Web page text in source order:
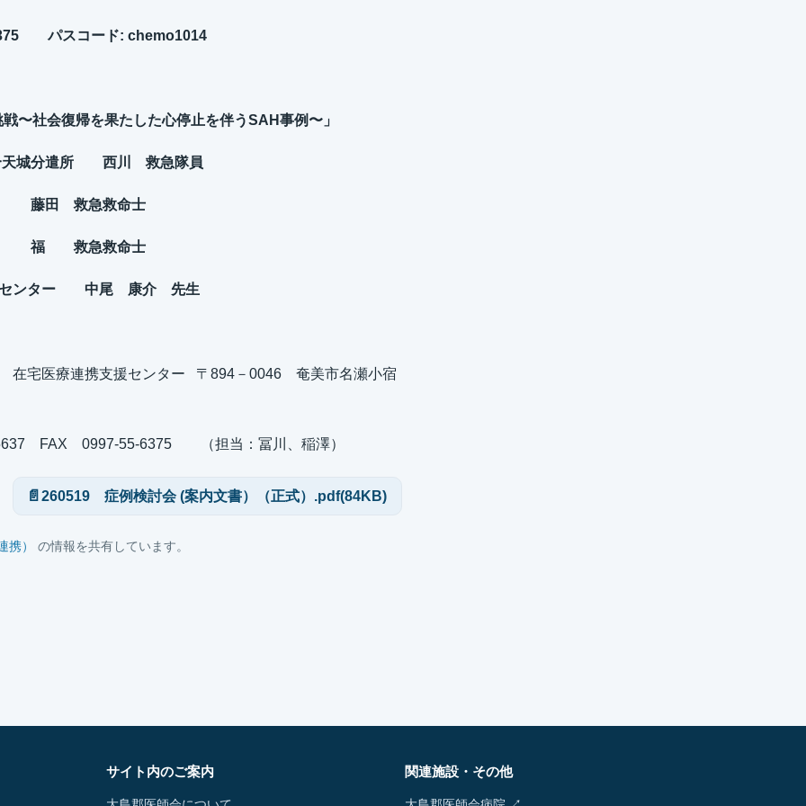
パスコード: chemo1014
〜社会復帰を果たした心停止を伴うSAH事例〜」
分遣所 西川 救急隊員
命士
命士
ー 中尾 康介 先生
宅医療連携支援センター 〒894－0046 奄美市名瀬小宿
0997-55-6375 （担当：冨川、稲澤）
260519 症例検討会 (案内文書）（正式）.pdf(84KB)
携） の情報を共有しています。
サイト内のご案内 関連施設・その他